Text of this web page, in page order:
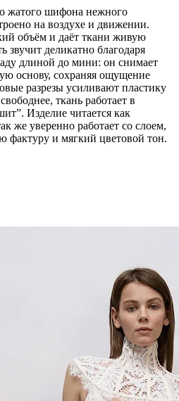
жатого шифона нежного
на воздухе и движении.
объём и даёт ткани живую
звучит деликатно благодаря
длиной до мини: он снимает
основу, сохраняя ощущение
разрезы усиливают пластику
ткань работает в
Изделие читается как
же уверенно работает со слоем,
фактуру и мягкий цветовой тон.